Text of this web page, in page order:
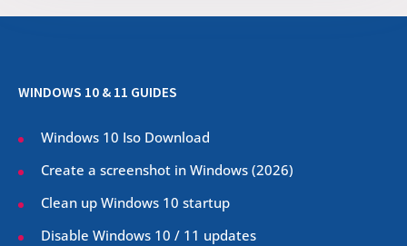
WINDOWS 10 & 11 GUIDES
Windows 10 Iso Download
Create a screenshot in Windows (2026)
Clean up Windows 10 startup
Disable Windows 10 / 11 updates